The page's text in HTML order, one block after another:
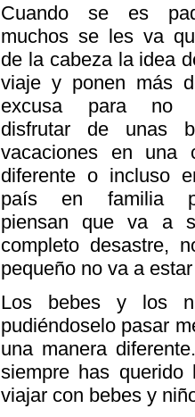
Cuando se es
muchos se les va
de la cabeza la idea
viaje y ponen más
excusa para no
disfrutar de unas
vacaciones en una
diferente o incluso
país en familia
piensan que va a
completo desastre,
pequeño no va a
Los bebes y los
pudiéndoselo pasar
una manera
siempre has
viajar con bebes y